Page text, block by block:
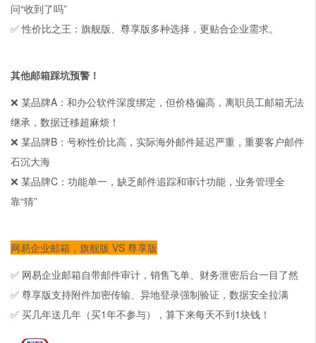
问“收到了吗”
✅ 性价比之王：旗舰版、尊享版多种选择，更贴合企业需求。
其他邮箱踩坑预警！
❌ 某品牌A：和办公软件深度绑定，但价格偏高，离职员工邮箱无法
继承，数据迁移超麻烦！
❌ 某品牌B：号称性价比高，实际海外邮件延迟严重，重要客户邮件
石沉大海
❌ 某品牌C：功能单一，缺乏邮件追踪和审计功能，业务管理全
靠“猜”
网易企业邮箱，旗舰版 VS 尊享版
✅ 网易企业邮箱自带邮件审计，销售飞单、财务泄密后台一目了然
✅ 尊享版支持附件加密传输、异地登录强制验证，数据安全拉满
✅ 买几年送几年（买1年不参与），算下来每天不到1块钱！